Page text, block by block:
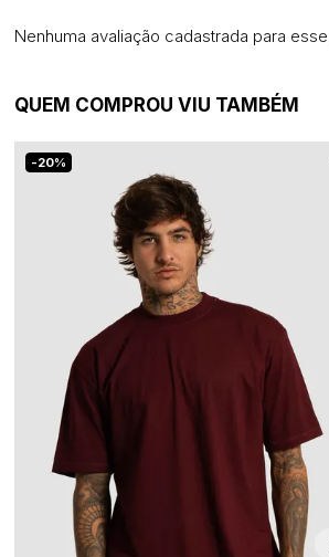
Nenhuma avaliação cadastrada para
QUEM COMPROU VIU TAMBÉM
20%